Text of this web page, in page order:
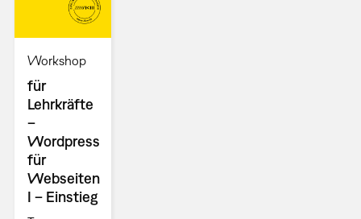
Workshop
für
Lehrkräfte
–
Wordpress
für
Webseiten
I – Einstieg